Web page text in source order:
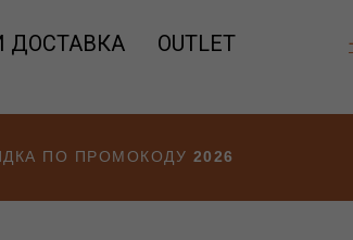
ДОСТАВКА OUTLET
ПО ПРОМОКОДУ 2026